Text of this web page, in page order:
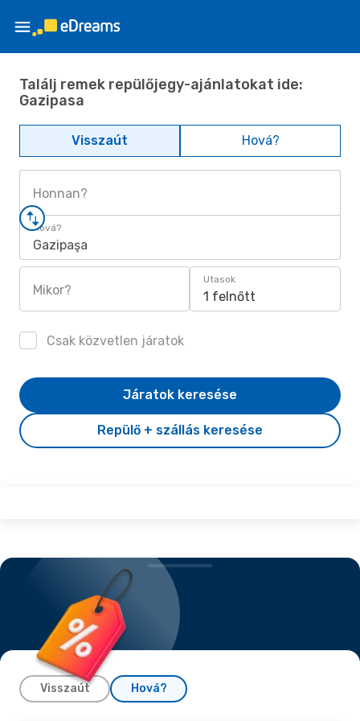
Találj remek repülőjegy-ajánlatokat ide:
Gazipasa
Visszaút Hová?
Honnan?
Hová?
Gazipaşa
Mikor?
Utasok
1 felnőtt
Csak közvetlen járatok
Repülő + szállás keresése
Járatok keresése
Visszaút Hová?